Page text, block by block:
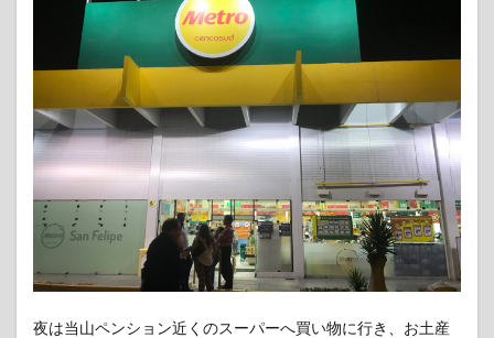
夜は当山ペンション近くのスーパーへ買い物に行き、お土産